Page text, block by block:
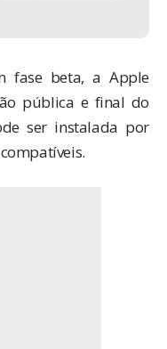
fase beta, a Apple
pública e final do
ser instalada por